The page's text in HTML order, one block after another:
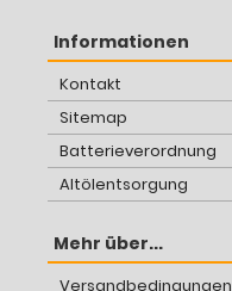
Informationen
Kontakt
Sitemap
Batterieverordnung
Altölentsorgung
Mehr über...
Versandbedingungen